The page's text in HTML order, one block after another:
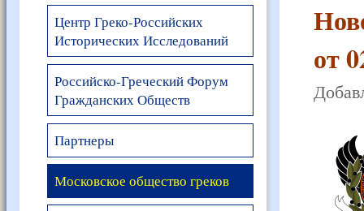
Центр Греко-Российских
Исторических Исследований
Российско-Греческий Форум
Гражданских Обществ
Партнеры
Московское общество греков
от